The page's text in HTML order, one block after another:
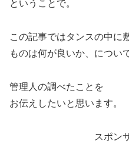
ということで。
この記事ではタンスの中に
ものは何が良いか、につい
管理人の調べたことを
お伝えしたいと思います。
スポン